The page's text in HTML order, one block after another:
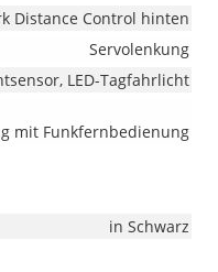
Distance Control hinten
Servolenkung
LED-Tagfahrlicht
mit Funkfernbedienung
in Schwarz